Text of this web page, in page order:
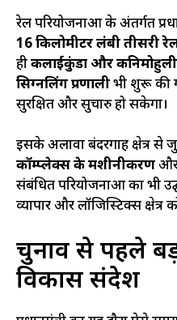
रेल परियोजनाओं के अंतर्गत
16 किलोमीटर लंबी तीसरी
हीकलाईकुंडा और
सिग्नलिंग प्रणालीभी शुरू की
सुरक्षित और सुचारु हो सकेगा।
इसके अलावा बंदरगाह क्षेत्र से
कॉम्प्लेक्स के मशीनीकरण
संबंधित परियोजनाओं का भी
व्यापार और लॉजिस्टिक्स क्षेत्र
चुनाव से पहले
विकास संदेश